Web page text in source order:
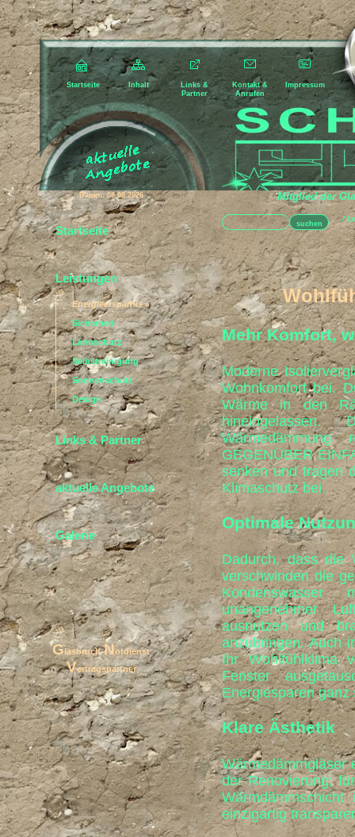
Startseite Inhalt
Links &
Partner
Kontakt &
Anrufen
Impressum
Datum: 08.08.2026
Startseite
Leistungen
Energieersparnis «
Sicherheit
Lärmschutz
Selbstreinigung
Sonnenschutz
Design
Links & Partner
aktuelle Angebote
Galerie
Glasbruch-Notdienst
Vertragspartner
Mitglied der
/
Mehr Komfort,
Moderne
Wohnkomfort bei.
Wärme in den
GEGENÜBER
senken und tragen
Klimaschutz bei.
Optimale
Dadurch, dass die
verschwinden die
unangenehmer
ausnutzen und
anzubringen. Auch
Ihr Wohlfühlklima
Fenster
Energiesparen
Klare Ästhetik
Wärmedämmgläser
der Renovierung;
einzigartig